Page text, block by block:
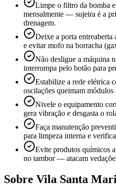
Limpe o filtro da bomba e
mensalmente — sujeira é a
drenagem.
Deixe a porta entreaberta
e evitar mofo na borracha
Não desligue a máquina
interrompa pelo botão para
Estabilize a rede elétrica
oscilações queimam
Nivele o equipamento
gera vibração e desgasta o
Faça manutenção
para limpeza interna e
Evite produtos químicos
no tambor — atacam
Sobre Vila Santa